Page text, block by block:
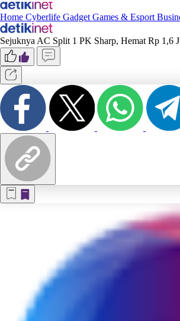
Home Cyberlife Gadget Games & Esport
Sejuknya AC Split 1 PK Sharp, Hemat Rp 1,6